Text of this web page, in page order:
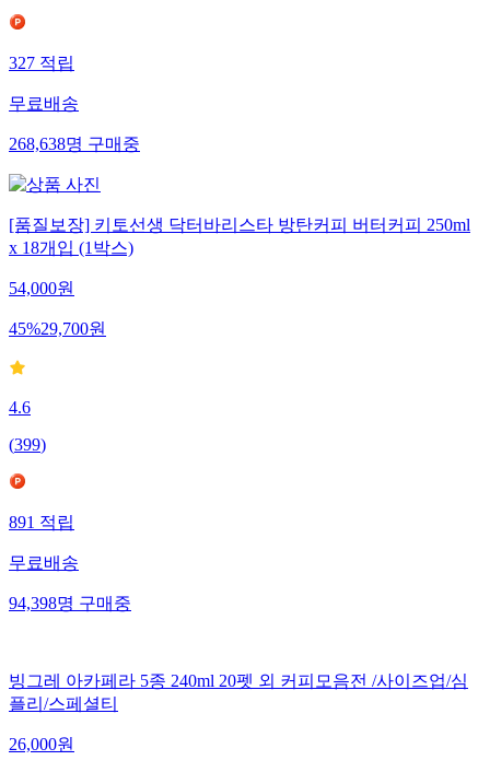
327적립
무료배송
268,638명구매중
[품질보장] 키토선생 닥터바리스타 방탄커피 버터커피 250ml
x 18개입 (1박스)
54,000원
45%29,700원
4.6
(399)
891적립
무료배송
94,398명구매중
빙그레 아카페라 5종 240ml 20펫 외 커피모음전 /사이즈업/심
플리/스페셜티
26,000원